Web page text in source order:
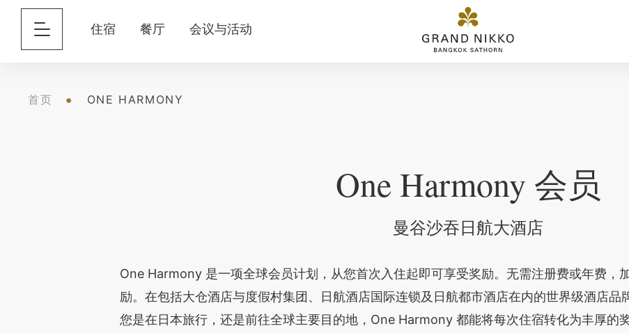
住宿 餐厅 会议与活动
首页 ONE HARMONY
One Harmony 会员
曼谷沙吞日航大酒店
One Harmony 是一项全球会员计划，从您首次入住起即可享受奖励。无需注册费或年费，
励。在包括大仓酒店与度假村集团、日航酒店国际连锁及日航都市酒店在内的世界级酒店品
您是在日本旅行，还是前往全球主要目的地，One Harmony 都能将每次住宿转化为丰厚的